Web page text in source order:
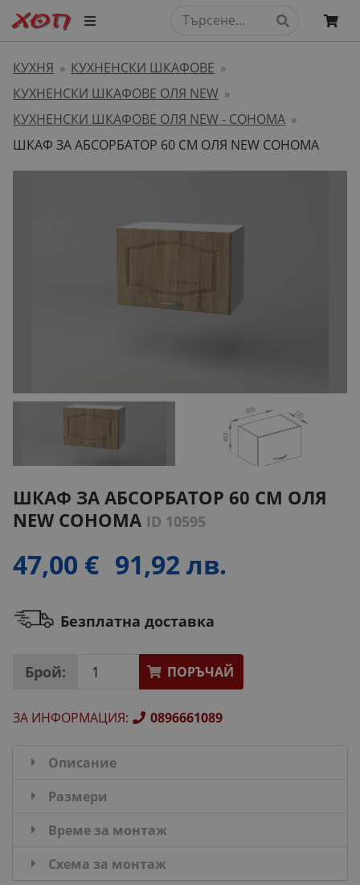
КУХНЯ » КУХНЕНСКИ ШКАФОВЕ »
КУХНЕНСКИ ШКАФОВЕ ОЛЯ NEW »
КУХНЕНСКИ ШКАФОВЕ ОЛЯ NEW - СОНОМА »
ШКАФ ЗА АБСОРБАТОР 60 СМ ОЛЯ NEW СОНОМА
ШКАФ ЗА АБСОРБАТОР 60 СМ ОЛЯ
NEW СОНОМА ID 10595
47,00 € 91,92 лв.
Безплатна доставка
Брой: ПОРЪЧАЙ
ЗА ИНФОРМАЦИЯ: 0896661089
Описание
Размери
Време за монтаж
Схема за монтаж